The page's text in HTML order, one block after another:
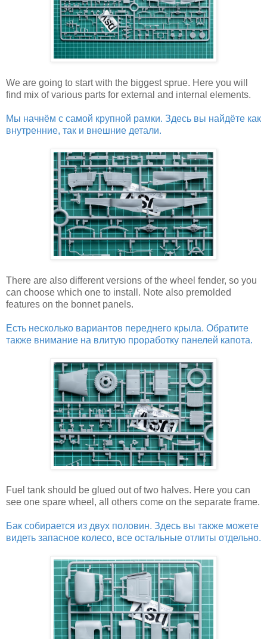
We are going to start with the biggest sprue. Here you will
find mix of various parts for external and internal elements.
Мы начнём с самой крупной рамки. Здесь вы найдёте как
внутренние, так и внешние детали.
There are also different versions of the wheel fender, so you
can choose which one to install. Note also premolded
features on the bonnet panels.
Есть несколько вариантов переднего крыла. Обратите
также внимание на влитую проработку панелей капота.
Fuel tank should be glued out of two halves. Here you can
see one spare wheel, all others come on the separate frame.
Бак собирается из двух половин. Здесь вы также можете
видеть запасное колесо, все остальные отлиты отдельно.